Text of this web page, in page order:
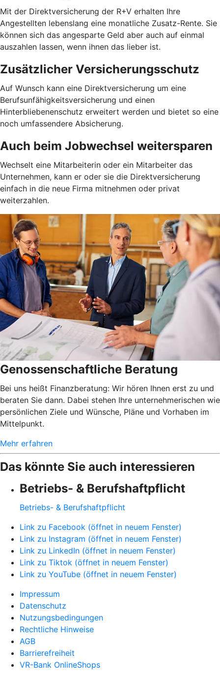
Mit der Direktversicherung der R+V erhalten Ihre
Angestellten lebenslang eine monatliche Zusatz-Rente. Sie
können sich das angesparte Geld aber auch auf einmal
auszahlen lassen, wenn ihnen das lieber ist.
Zusätzlicher Versicherungsschutz
Auf Wunsch kann eine Direktversicherung um eine
Berufsunfähigkeitsversicherung und einen
Hinterbliebenenschutz erweitert werden und bietet so eine
noch umfassendere Absicherung.
Auch beim Jobwechsel weitersparen
Wechselt eine Mitarbeiterin oder ein Mitarbeiter das
Unternehmen, kann er oder sie die Direktversicherung
einfach in die neue Firma mitnehmen oder privat
weiterzahlen.
Genossenschaftliche Beratung
Bei uns heißt Finanzberatung: Wir hören Ihnen erst zu und
beraten Sie dann. Dabei stehen Ihre unternehmerischen wie
persönlichen Ziele und Wünsche, Pläne und Vorhaben im
Mittelpunkt.
Mehr erfahren
Das könnte Sie auch interessieren
Betriebs- & Berufshaftpflicht
Betriebs- & Berufshaftpflicht
Link zu Facebook (öffnet in neuem Fenster)
Link zu Instagram (öffnet in neuem Fenster)
Link zu LinkedIn (öffnet in neuem Fenster)
Link zu Tiktok (öffnet in neuem Fenster)
Link zu YouTube (öffnet in neuem Fenster)
Impressum
Datenschutz
Nutzungsbedingungen
Rechtliche Hinweise
AGB
Barrierefreiheit
VR-Bank OnlineShops